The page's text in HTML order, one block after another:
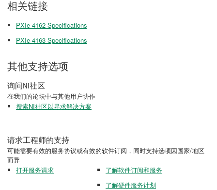
相关链接
PXIe-4162 Specifications
PXIe-4163 Specifications
其他支持选项
询问NI社区
在我们的论坛中与其他用户协作
搜索NI社区以寻求解决方案
请求工程师的支持
可能需要有效的服务协议或有效的软件订阅，同时支持选项因国家/地区
而异
打开服务请求
了解软件订阅和服务
了解硬件服务计划